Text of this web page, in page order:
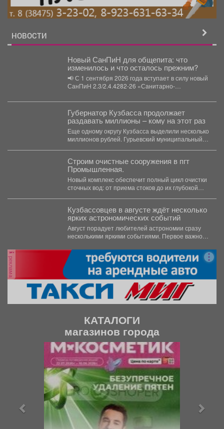
НОВОСТИ
Новый СанПиН для общепита: что
изменилось и что осталось прежним?
📢 С 1 сентября 2026 года вступает в силу новый
СанПиН 2.3/2.4.4282-26 «Санитарно-
Губернатор Кузбасса продолжает
раздавать миллионы – кому на этот раз
Еще одному округу Кузбасса выделили несколько
миллионов рублей. Гурьевский муниципальный
Строим очистные сооружения в пгт
Промышленная.
Новый комплекс обеспечит полный цикл очистки
сточных вод: от приема стоков до их глубокой
Кузбассовцев в августе ждёт несколько
ярких астрономических событий
Август порадует любителей астрономии сразу
несколькими яркими событиями. Первое важное
реклама
КАТАЛОГИ
магазинов города